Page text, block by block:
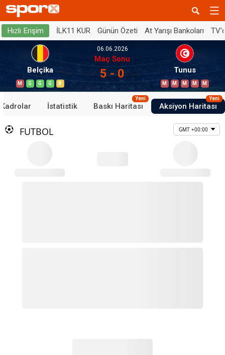
Hızlı Erişim İLK11 KUR Günün Özeti At Yarışı Bankoları
Belçika
M G G G B
06.06.2026
Maç Sonu
5 - 0 Tunus
M M M M M
Kadrolar İstatistik Baskı Haritası
Yeni
Aksiyon Haritası
Yeni
FUTBOL GMT +00:00